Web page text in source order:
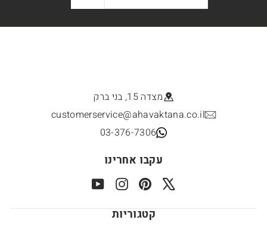
מצדה 15, בני ברק
customerservice@ahavaktana.co.il
03-376-7306
עקבו אחרינו
X
Pinterest
Instagram
YouTube
קטגוריות